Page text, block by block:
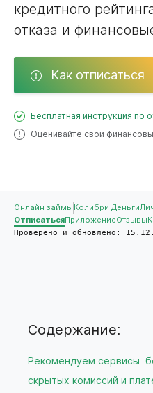
кредитного
отказа и
Как отписаться
Бесплатная инструкция по
Оценивайте свои
Онлайн займы Колибри Деньги
ОтписатьсяПриложениеОтзывы
Проверено и обновлено:
Содержание:
Рекомендуем сервисы:
скрытых комиссий и